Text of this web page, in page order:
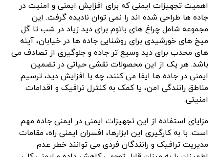
اهمیت تجهیزات ایمنی که برای افزایش ایمنی و امنیت در
جاده ها طراحی شده اند را نمی توان نادیده گرفت. این
مجموعه شامل چراغ های باتوم برای دید زیاد در شب تا گل
میخ های خورشیدی برای روشنایی جاده ها در خیابان، آینه
های محدب برای دید وسیع تر جاده و جلوگیری از تصادف می
باشد. هر یک از این محصولات نقشی حیاتی در تضمین
ایمنی در جاده ها ایفا می کنند، چه با افزایش دید، ترسیم
مناطق رانندگی امن، یا کمک به کنترل ترافیک و اقدامات
امنیتی.
مزایای استفاده از این تجهیزات ایمنی در ایمنی جاده مهم
است. با به کارگیری این ابزارها، افسران ایمنی راه، مقامات
مدیریت ترافیک و رانندگان فردی می توانند خطر عدم